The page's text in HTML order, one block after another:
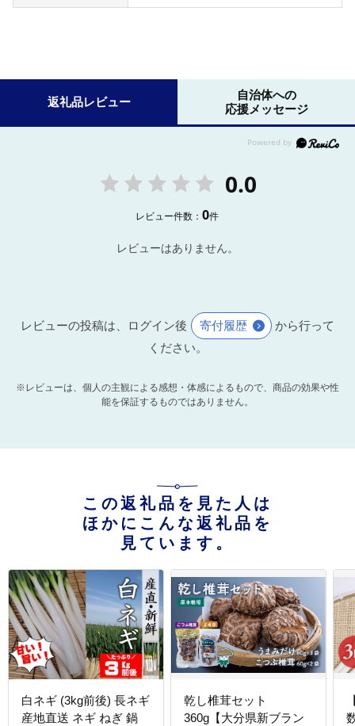
返礼品レビュー
自治体への
応援メッセージ
0.0
レビュー件数：0件
レビューはありません。
レビューの投稿は、ログイン後 寄付履歴
から行って
ください。
※レビューは、個人の主観による感想・体感によるもので、商品の効果や性
能を保証するものではありません。
この返礼品を見た人は
ほかにこんな返礼品を
見ています。
白ネギ (3kg前後) 長ネギ
産地直送 ネギ ねぎ 鍋
乾し椎茸セット
360g【大分県新ブラン